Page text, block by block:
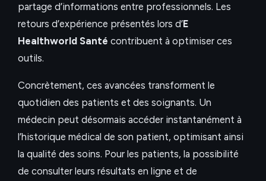
partage d’informations entre professionnels. Les
retours d’expérience présentés lors d’E
Healthworld Santé contribuent à optimiser ces
outils.
Concrètement, ces avancées transforment le
quotidien des patients et des soignants. Un
médecin peut désormais accéder instantanément à
l’historique médical de son patient, optimisant ainsi
la qualité des soins. Pour les patients, la possibilité
de consulter leurs résultats en ligne et de